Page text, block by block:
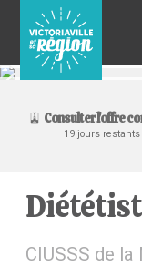
Consulter l'offre
19 jours restants
CIUSSS de